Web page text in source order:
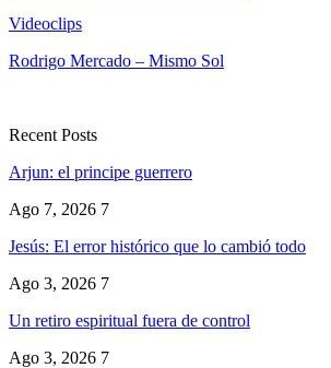
Videoclips
Rodrigo Mercado – Mismo Sol
Recent Posts
Arjun: el principe guerrero
Ago 7, 2026 7
Jesús: El error histórico que lo cambió todo
Ago 3, 2026 7
Un retiro espiritual fuera de control
Ago 3, 2026 7